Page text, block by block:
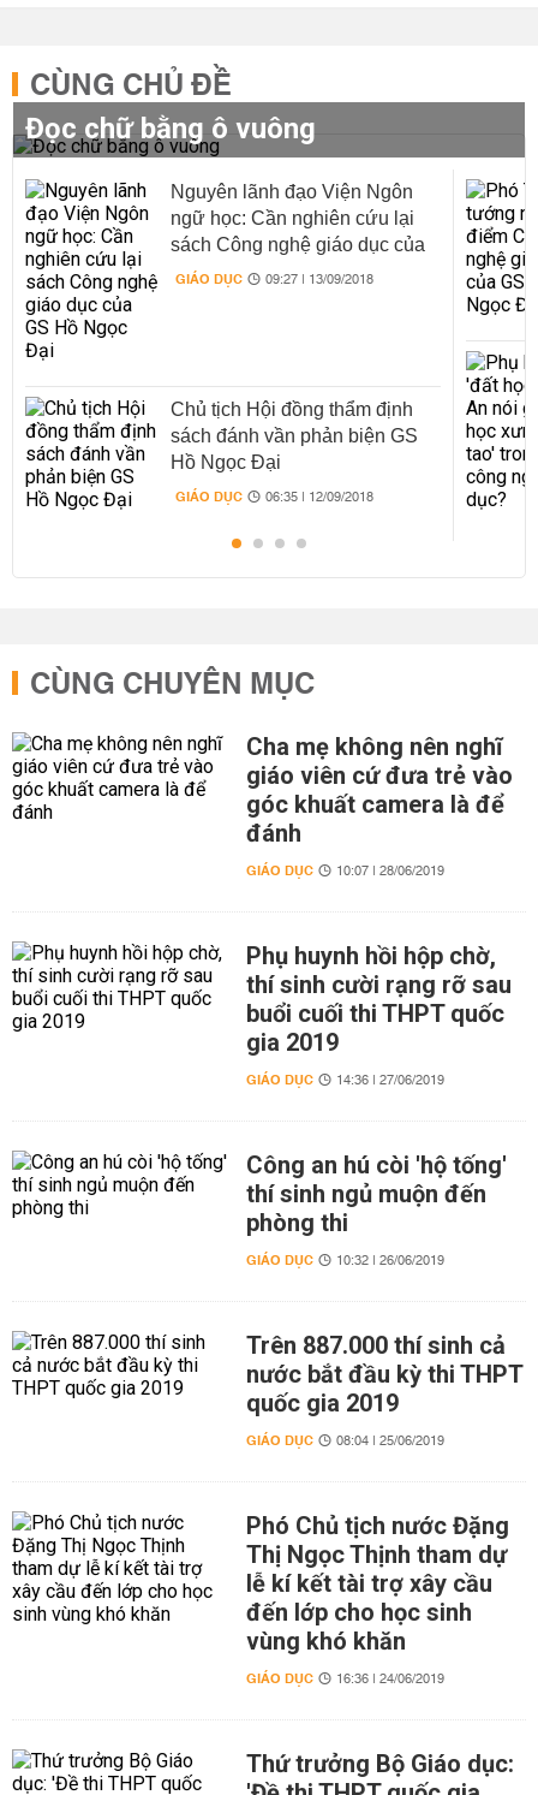
CÙNG CHỦ ĐỀ
Đọc chữ bằng ô vuông
Nguyên lãnh đạo Viện Ngôn
ngữ học: Cần nghiên cứu lại
sách Công nghệ giáo dục của
GS Hồ Ngọc Đại
GIÁO DỤC 09:27 | 13/09/2018
Chủ tịch Hội đồng thẩm định
sách đánh vần phản biện GS
Hồ Ngọc Đại
GIÁO DỤC 06:35 | 12/09/2018
CÙNG CHUYÊN MỤC
Cha mẹ không nên nghĩ
giáo viên cứ đưa trẻ vào
góc khuất camera là để
đánh
GIÁO DỤC 10:07 | 28/06/2019
Phụ huynh hồi hộp chờ,
thí sinh cười rạng rỡ sau
buổi cuối thi THPT quốc
gia 2019
GIÁO DỤC 14:36 | 27/06/2019
Công an hú còi 'hộ tống'
thí sinh ngủ muộn đến
phòng thi
GIÁO DỤC 10:32 | 26/06/2019
Trên 887.000 thí sinh cả
nước bắt đầu kỳ thi THPT
quốc gia 2019
GIÁO DỤC 08:04 | 25/06/2019
Phó Chủ tịch nước Đặng
Thị Ngọc Thịnh tham dự
lễ kí kết tài trợ xây cầu
đến lớp cho học sinh
vùng khó khăn
GIÁO DỤC 16:36 | 24/06/2019
Thứ trưởng Bộ Giáo dục: